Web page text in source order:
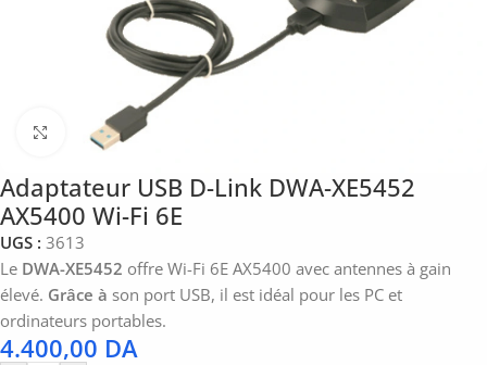
Click to enlarge
Adaptateur USB D-Link DWA-XE5452
AX5400 Wi-Fi 6E
UGS : 3613
Le DWA-XE5452 offre Wi-Fi 6E AX5400 avec antennes à gain
élevé. Grâce à son port USB, il est idéal pour les PC et
ordinateurs portables.
4.400,00 DA